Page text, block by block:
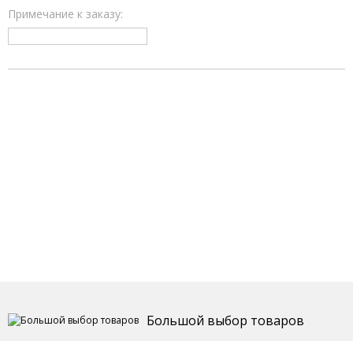
Примечание к заказу:
Большой выбор товаров